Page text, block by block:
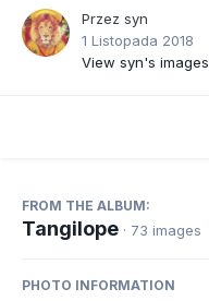
Przez syn
1 Listopada 2018
View syn's images
FROM THE ALBUM:
Tangilope · 73 images
PHOTO INFORMATION